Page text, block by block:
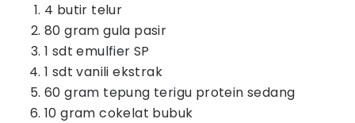
4 butir telur
80 gram gula pasir
1 sdt emulfier SP
1 sdt vanili ekstrak
60 gram tepung terigu protein sedang
10 gram cokelat bubuk